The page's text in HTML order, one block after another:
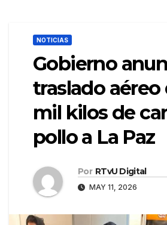
NOTICIAS
Gobierno
traslado aéreo
mil kilos de
pollo a La Paz
Por RTvU Digital
MAY 11, 2026